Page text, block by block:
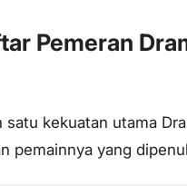
Pemeran
satu kekuatan utama
pemainnya yang